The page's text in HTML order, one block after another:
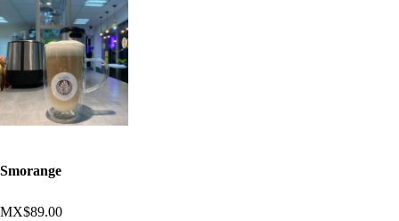
Smorange
MX$89.00